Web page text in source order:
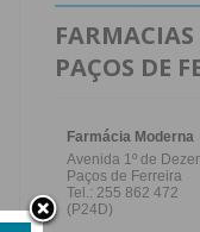
FARMACIAS
PAÇOS DE